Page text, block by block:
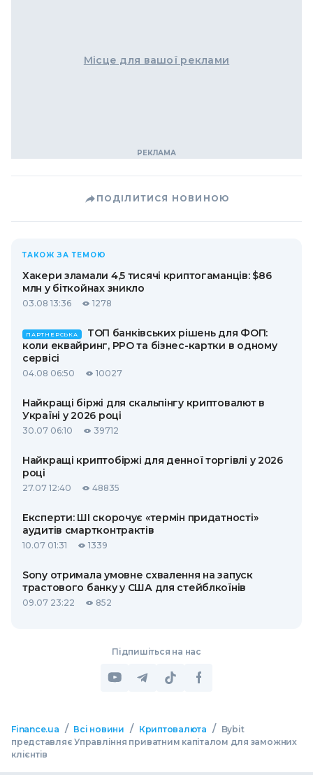
Місце для вашої реклами
ПОДІЛИТИСЯ НОВИНОЮ
ТАКОЖ ЗА ТЕМОЮ
Хакери зламали 4,5 тисячі криптогаманців: $86
млн у біткойнах зникло
03.08 13:36 1278
ПАРТНЕРСЬКА
ТОП банківських рішень для ФОП:
коли еквайринг, РРО та бізнес-картки в одному
сервісі
04.08 06:50 10027
Найкращі біржі для скальпінгу криптовалют в
Україні у 2026 році
30.07 06:10 39712
Найкращі криптобіржі для денної торгівлі у 2026
році
27.07 12:40 48835
Експерти: ШІ скорочує «термін придатності»
аудитів смартконтрактів
10.07 01:31 1339
Sony отримала умовне схвалення на запуск
трастового банку у США для стейблкоїнів
09.07 23:22 852
Підпишіться на нас
Finance.ua / Всі новини / Криптовалюта /
Bybit
представляє Управління приватним капіталом для заможних
клієнтів